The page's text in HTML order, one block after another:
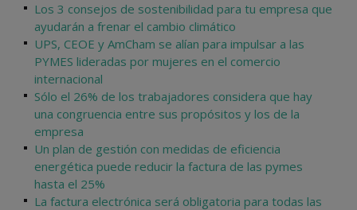
Los 3 consejos de sostenibilidad para tu empresa que
ayudarán a frenar el cambio climático
UPS, CEOE y AmCham se alían para impulsar a las
PYMES lideradas por mujeres en el comercio
internacional
Sólo el 26% de los trabajadores considera que hay
una congruencia entre sus propósitos y los de la
empresa
Un plan de gestión con medidas de eficiencia
energética puede reducir la factura de las pymes
hasta el 25%
La factura electrónica será obligatoria para todas las